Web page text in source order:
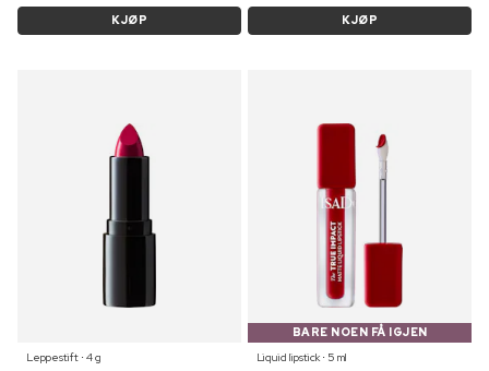
KJØP KJØP
Leppestift ⋅ 4 g
BARE NOEN FÅ IGJEN
Liquid lipstick ⋅ 5 ml